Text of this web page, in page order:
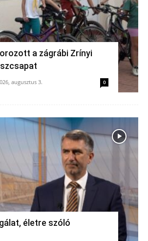
a zágrábi Zrínyi
augusztus 3. 0
életre szóló